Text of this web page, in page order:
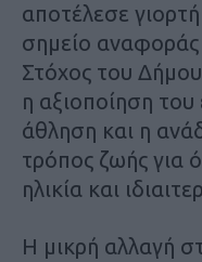
αποτέλεσε
σημείο αναφοράς
Στόχος του Δήμου
η αξιοποίηση
άθληση και η
τρόπος ζωής για
ηλικία και
Η μικρή αλλαγή